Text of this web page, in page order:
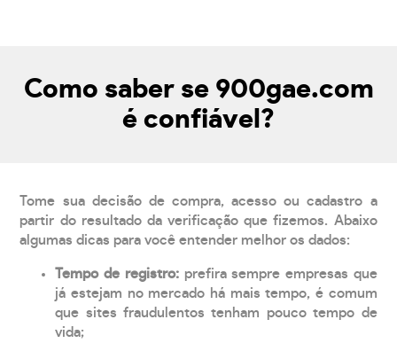
Como saber se 900gae.com
é confiável?
Tome sua decisão de compra, acesso ou cadastro a
partir do resultado da verificação que fizemos. Abaixo
algumas dicas para você entender melhor os dados:
Tempo de registro: prefira sempre empresas que
já estejam no mercado há mais tempo, é comum
que sites fraudulentos tenham pouco tempo de
vida;